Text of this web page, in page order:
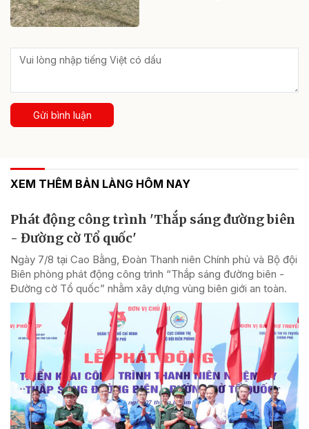
Gửi bình luận
XEM THÊM BẢN LÀNG HÔM NAY
Phát động công trình 'Thắp sáng đường biên
- Đường cờ Tổ quốc'
Ngày 7/8 tại Cao Bằng, Đoàn Thanh niên Chính phủ và Bộ đội
Biên phòng phát động công trình “Thắp sáng đường biên -
Đường cờ Tổ quốc” nhằm xây dựng vùng biên giới an toàn.